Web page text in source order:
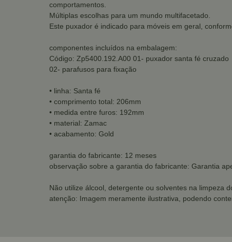
comportamentos.
Múltiplas escolhas para um mundo multifacetado.
Este puxador é indicado para móveis em geral,
componentes incluídos na embalagem:
Código: Zp5400.192.A00 01- puxador santa fé cruzado
02- parafusos para fixação
• linha: Santa fé
• comprimento total: 206mm
• medida entre furos: 192mm
• material: Zamac
• acabamento: Gold
garantia do fabricante: 12 meses
observação sobre a garantia do fabricante: Garantia
Não utilize álcool, detergente ou solventes na limpeza
atenção: Imagem meramente ilustrativa, podendo